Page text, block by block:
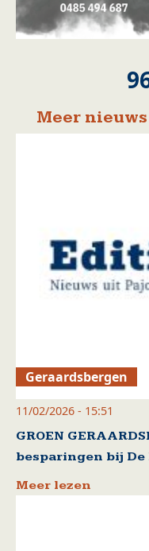
Meer
Geraardsbergen
11/02/2026 - 15:51
GROEN
besparingen bij
Meer lezen